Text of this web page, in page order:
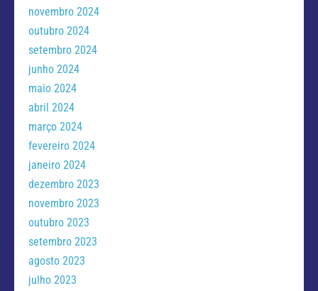
novembro 2024
outubro 2024
setembro 2024
junho 2024
maio 2024
abril 2024
março 2024
fevereiro 2024
janeiro 2024
dezembro 2023
novembro 2023
outubro 2023
setembro 2023
agosto 2023
julho 2023